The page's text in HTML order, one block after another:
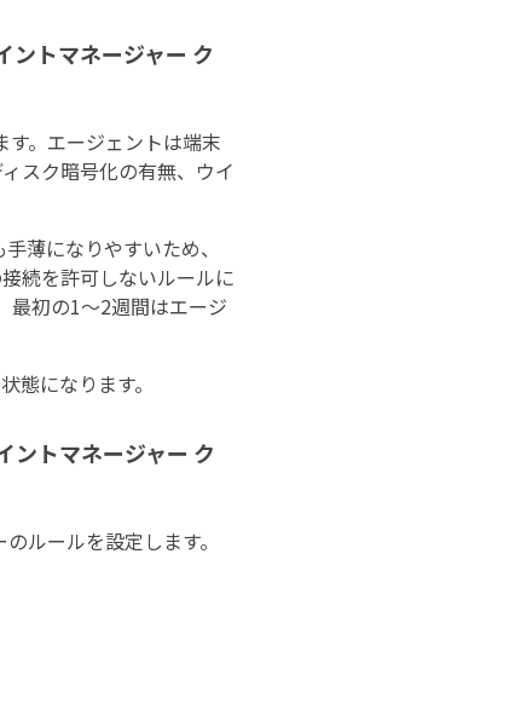
ントマネージャー ク
す。エージェントは端末
スク暗号化の有無、ウイ
薄になりやすいため、
続を許可しないルールに
最初の1〜2週間はエージ
態になります。
ントマネージャー ク
ルールを設定します。